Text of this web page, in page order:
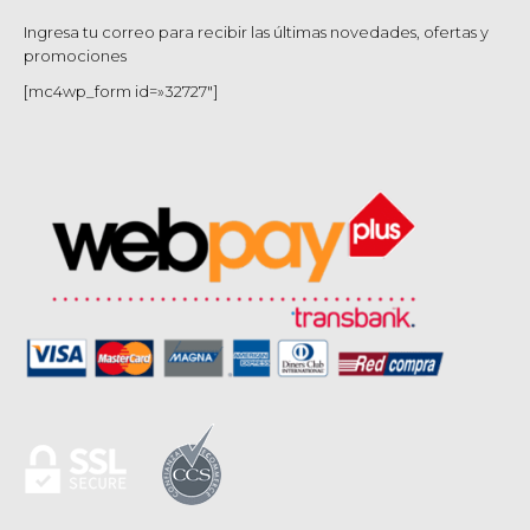
Ingresa tu correo para recibir las últimas novedades, ofertas y
promociones
[mc4wp_form id=»32727″]